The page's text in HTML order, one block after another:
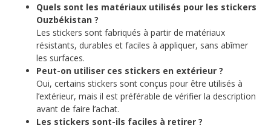
Quels sont les matériaux utilisés pour les stickers
Ouzbékistan ?
Les stickers sont fabriqués à partir de matériaux
résistants, durables et faciles à appliquer, sans abîmer
les surfaces.
Peut-on utiliser ces stickers en extérieur ?
Oui, certains stickers sont conçus pour être utilisés à
l’extérieur, mais il est préférable de vérifier la description
avant de faire l’achat.
Les stickers sont-ils faciles à retirer ?